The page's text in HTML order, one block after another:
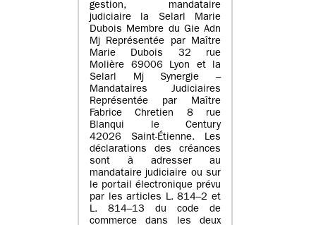
gestion, mandataire
judiciaire la Selarl Marie
Dubois Membre du Gie Adn
Mj Représentée par Maître
Marie Dubois 32 rue
Molière 69006 Lyon et la
Selarl Mj Synergie –
Mandataires Judiciaires
Représentée par Maître
Fabrice Chretien 8 rue
Blanqui le Century
42026 Saint-Étienne. Les
déclarations des créances
sont à adresser au
mandataire judiciaire ou sur
le portail électronique prévu
par les articles L. 814–2 et
L. 814–13 du code de
commerce dans les deux